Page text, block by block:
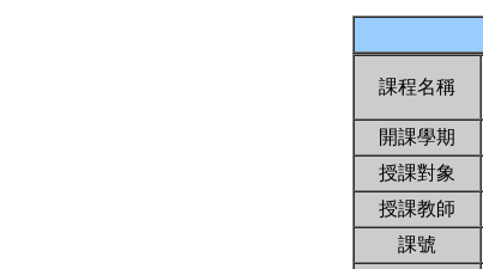
課程名稱
開課學期
授課對象
授課教師
課號